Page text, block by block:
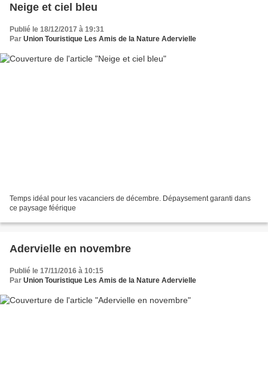
Neige et ciel bleu
Publié le 18/12/2017 à 19:31
Par Union Touristique Les Amis de la Nature Adervielle
Temps idéal pour les vacanciers de décembre. Dépaysement garanti dans
ce paysage féérique
Adervielle en novembre
Publié le 17/11/2016 à 10:15
Par Union Touristique Les Amis de la Nature Adervielle